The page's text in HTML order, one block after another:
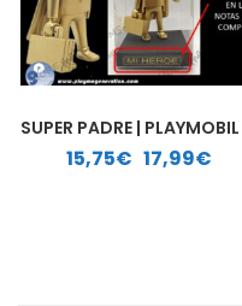
15,75€ 17,99€
Rango de precios: desde 15,75€ hasta 17,99€